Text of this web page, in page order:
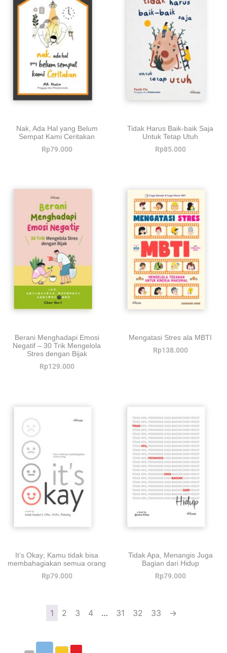
Nak, Ada Hal yang Belum
Sempat Kami Ceritakan
Rp79.000
Tidak Harus Baik-baik Saja
Untuk Tetap Utuh
Rp85.000
Berani Menghadapi Emosi
Negatif – 30 Trik Mengelola
Stres dengan Bijak
Rp129.000
Mengatasi Stres ala MBTI
Rp138.000
It’s Okay; Kamu tidak bisa
membahagiakan semua orang
Rp79.000
Tidak Apa, Menangis Juga
Bagian dari Hidup
Rp79.000
1 2 3 4 … 31 32 33 →